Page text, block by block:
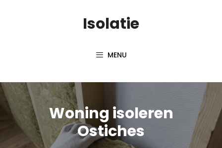
Isolatie
MENU
Woning isoleren
Ostiches